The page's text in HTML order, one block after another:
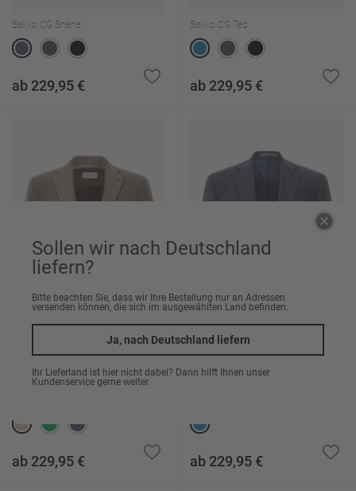
Sakko CG Shane
ab 229,95 €
Sakko CG Ted
ab 229,95 €
ab 229,95 € ab 229,95 €
Sollen wir nach Deutschland
liefern?
Bitte beachten Sie, dass wir Ihre Bestellung nur an Adressen
versenden können, die sich im ausgewählten Land befinden.
Ja, nach Deutschland liefern
Ihr Lieferland ist hier nicht dabei? Dann hilft Ihnen unser
Kundenservice gerne weiter.